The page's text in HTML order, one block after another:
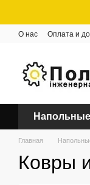
О нас Оплата и
Главная
Ковры